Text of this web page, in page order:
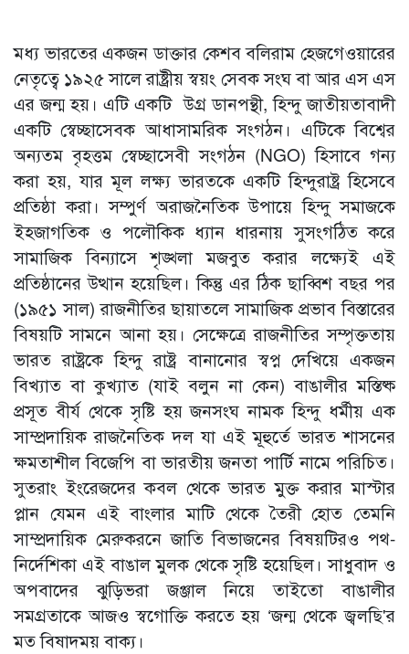
মধ্য ভারতের একজন ডাক্তার কেশব বলিরাম হেজগেওয়ারের
নেতৃত্বে ১৯২৫ সালে রাষ্ট্রীয় স্বয়ং সেবক সংঘ বা আর এস এস
এর জন্ম হয়। এটি একটি উগ্র ডানপন্থী, হিন্দু জাতীয়তাবাদী
একটি স্বেচ্ছাসেবক আধাসামরিক সংগঠন। এটিকে বিশ্বের
অন্যতম বৃহত্তম স্বেচ্ছাসেবী সংগঠন (NGO) হিসাবে গন্য
করা হয়, যার মূল লক্ষ্য ভারতকে একটি হিন্দুরাষ্ট্র হিসেবে
প্রতিষ্ঠা করা। সম্পুর্ণ অরাজনৈতিক উপায়ে হিন্দু সমাজকে
ইহজাগতিক ও পলৌকিক ধ্যান ধারনায় সুসংগঠিত করে
সামাজিক বিন্যাসে শৃঙ্খলা মজবুত করার লক্ষ্যেই এই
প্রতিষ্ঠানের উত্থান হয়েছিল। কিন্তু এর ঠিক ছাব্বিশ বছর পর
(১৯৫১ সাল) রাজনীতির ছায়াতলে সামাজিক প্রভাব বিস্তারের
বিষয়টি সামনে আনা হয়। সেক্ষেত্রে রাজনীতির সম্পৃক্ততায়
ভারত রাষ্ট্রকে হিন্দু রাষ্ট্র বানানোর স্বপ্ন দেখিয়ে একজন
বিখ্যাত বা কুখ্যাত (যাই বলুন না কেন) বাঙালীর মস্তিষ্ক
প্রসূত বীর্য থেকে সৃষ্টি হয় জনসংঘ নামক হিন্দু ধর্মীয় এক
সাম্প্রদায়িক রাজনৈতিক দল যা এই মূহুর্তে ভারত শাসনের
ক্ষমতাশীল বিজেপি বা ভারতীয় জনতা পার্টি নামে পরিচিত।
সুতরাং ইংরেজদের কবল থেকে ভারত মুক্ত করার মাস্টার
প্লান যেমন এই বাংলার মাটি থেকে তৈরী হোত তেমনি
সাম্প্রদায়িক মেরুকরনে জাতি বিভাজনের বিষয়টিরও পথ-
নির্দেশিকা এই বাঙাল মুলক থেকে সৃষ্টি হয়েছিল। সাধুবাদ ও
অপবাদের ঝুড়িভরা জঞ্জাল নিয়ে তাইতো বাঙালীর
সমগ্রতাকে আজও স্বগোক্তি করতে হয় ‘জন্ম থেকে জ্বলছি'র
মত বিষাদময় বাক্য।